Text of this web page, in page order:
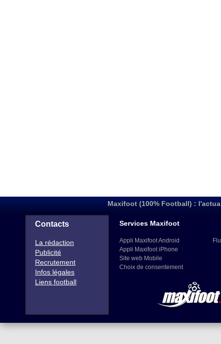
Maxifoot (100% Football) :
Contacts
La rédaction
Publicité
Recrutement
Infos légales
Liens football
Services Maxifoot
Appli Maxifoot Android
Appli Maxifoot iPhone
Site web Mobile
Choix de consentement